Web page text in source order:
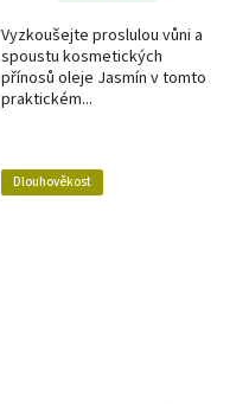
Vyzkoušejte proslulou vůni a
spoustu kosmetických
přínosů oleje Jasmín v tomto
praktickém...
Dlouhověkost